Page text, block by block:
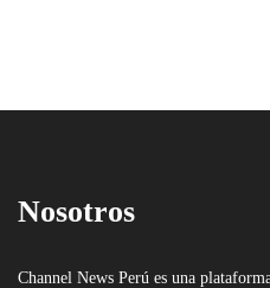
Nosotros
Channel News Perú es una